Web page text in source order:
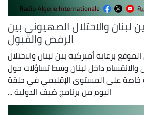
لبنان والاحتلال الصهيوني بين
الرفض والقبول
الموقع برعاية أميركية بين لبنان والاحتلال
داخل لبنان وسط تساؤلات حول
خاصة على المستوى الإقليمي في حلقة
اليوم من برنامج ضيف الدولية ...